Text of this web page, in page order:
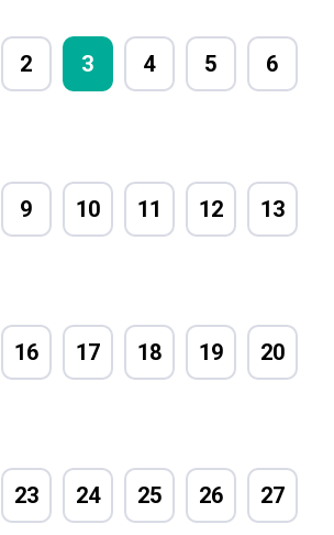
2 3 4 5 6
9 10 11 12 13
16 17 18 19 20
23 24 25 26 27